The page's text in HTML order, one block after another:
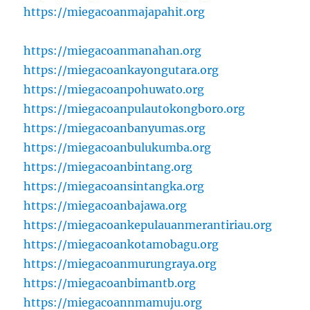
https://miegacoanmajapahit.org
https://miegacoanmanahan.org
https://miegacoankayongutara.org
https://miegacoanpohuwato.org
https://miegacoanpulautokongboro.org
https://miegacoanbanyumas.org
https://miegacoanbulukumba.org
https://miegacoanbintang.org
https://miegacoansintangka.org
https://miegacoanbajawa.org
https://miegacoankepulauanmerantiriau.org
https://miegacoankotamobagu.org
https://miegacoanmurungraya.org
https://miegacoanbimantb.org
https://miegacoannmamuju.org